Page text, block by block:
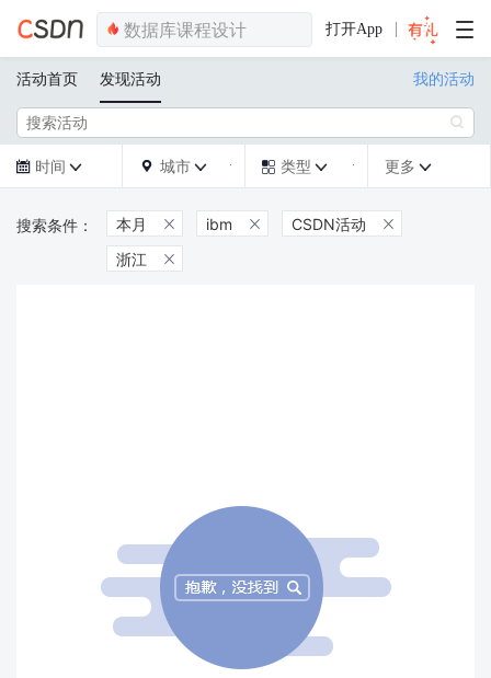
打开App
活动首页 发现活动 我的活动

 时间   城市   类型  更多 
本月  ibm  CSDN活动 
浙江 